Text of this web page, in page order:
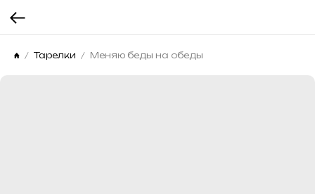
Тарелки Меняю беды на обеды